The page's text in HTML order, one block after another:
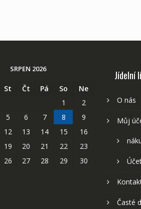
SRPEN 2026
St Čt Pá So
Ne
1
2
5 6 7 8
9
12 13 14 15
16
19 20 21 22
23
26 27 28 29
30
Jídelní
O nás
Můj
Časté